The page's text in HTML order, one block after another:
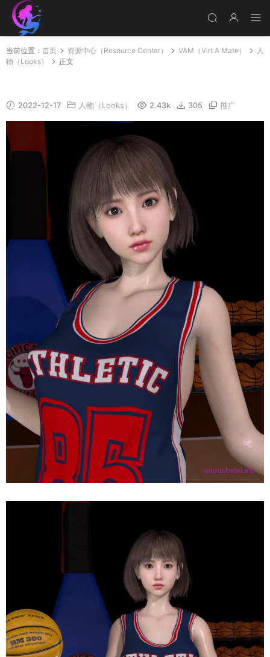
当前位置： 首页 资源中心（Resource Center） VAM（Virt A Mate）
人
物（Looks）
正文
2022-12-17 人物（Looks） 2.43k 305 推广